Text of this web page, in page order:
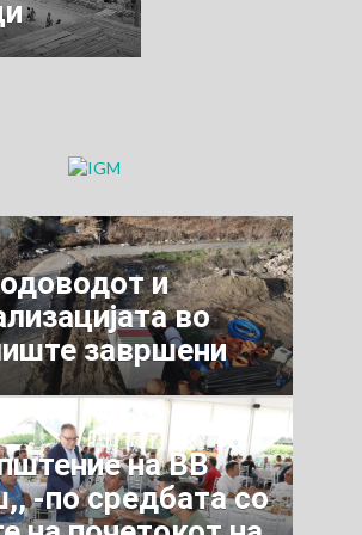
и
во
завршени
на ВВ
-по средбата со